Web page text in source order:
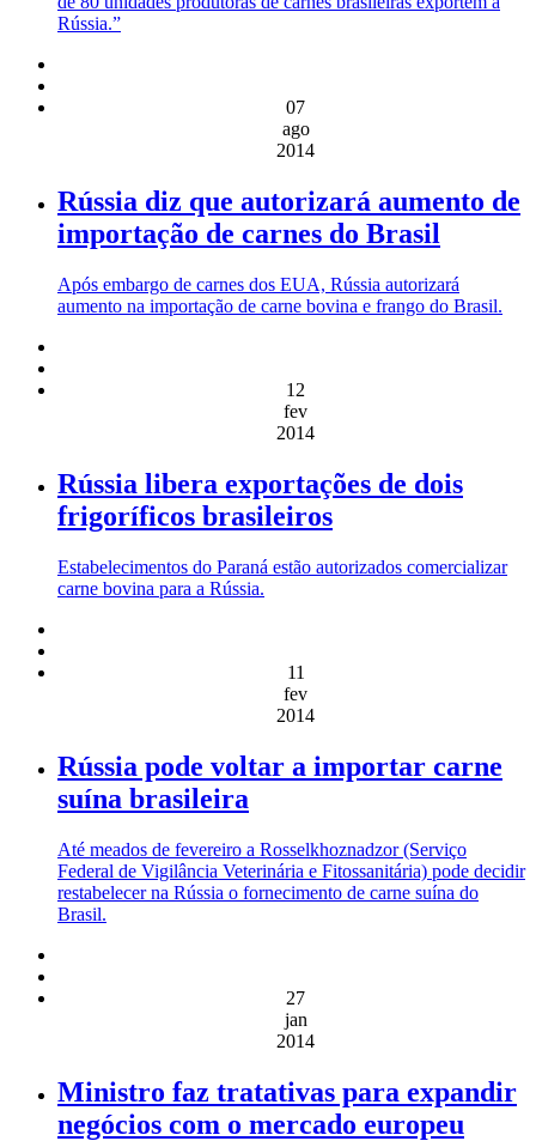
Rússia.”
07
ago
2014
Rússia diz que autorizará aumento de
importação de carnes do Brasil
Após embargo de carnes dos EUA, Rússia autorizará
aumento na importação de carne bovina e frango do Brasil.
12
fev
2014
Rússia libera exportações de dois
frigoríficos brasileiros
Estabelecimentos do Paraná estão autorizados comercializar
carne bovina para a Rússia.
11
fev
2014
Rússia pode voltar a importar carne
suína brasileira
Até meados de fevereiro a Rosselkhoznadzor (Serviço
Federal de Vigilância Veterinária e Fitossanitária) pode decidir
restabelecer na Rússia o fornecimento de carne suína do
Brasil.
27
jan
2014
Ministro faz tratativas para expandir
negócios com o mercado europeu